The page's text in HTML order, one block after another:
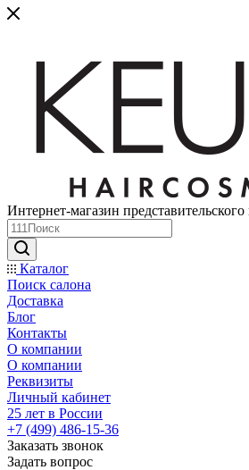
Интернет-магазин представительского
Каталог
Поиск салона
Доставка
Блог
Контакты
О компании
О компании
Реквизиты
Личный кабинет
25 лет в России
+7 (499) 486-15-36
Заказать звонок
Задать вопрос